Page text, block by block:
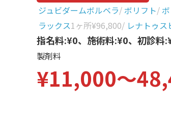
ヒアルロン酸リフトアッ
40代
50代
60代
80代
ジュビダームボルベラ/ ボリフト/
ラックス1ヶ所¥96,800/ レナトゥ
指名料:¥0、施術料:¥0、初診料
製剤料
¥11,000〜